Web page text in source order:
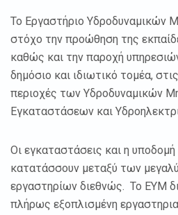
Το Εργαστήριο Υδροδυναμικών
στόχο την προώθηση της
καθώς και την παροχή
δημόσιο και ιδιωτικό τομέα,
περιοχές των Υδροδυναμικών
Εγκαταστάσεων και
Οι εγκαταστάσεις και η
κατατάσσουν μεταξύ των
εργαστηρίων διεθνώς. Το ΕΥΜ
πλήρως εξοπλισμένη